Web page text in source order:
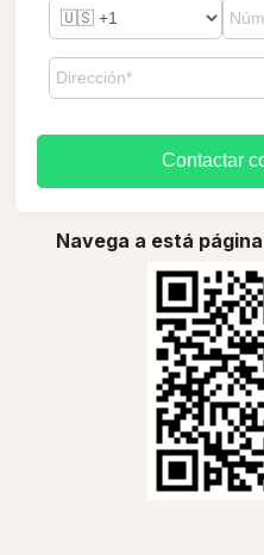
Contactar
Navega a está